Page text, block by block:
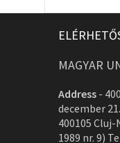
MAGYAR
Address -
december
400105
1989 nr. 9)